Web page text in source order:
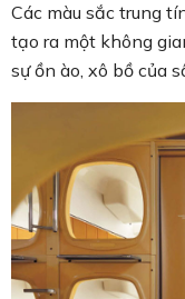
Các màu sắc trung
tạo ra một không
sự ồn ào, xô bồ của